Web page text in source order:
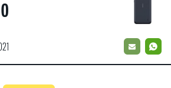
EMAIL